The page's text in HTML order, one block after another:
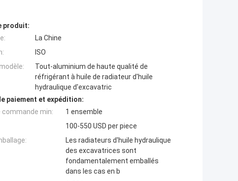
produit:
La Chine
ISO
Tout-aluminium de haute qualité de
réfrigérant à huile de radiateur d'huile
hydraulique d'excavatric
paiement et expédition:
commande min:
1 ensemble
100-550 USD per piece
Les radiateurs d'huile hydraulique
des excavatrices sont
fondamentalement emballés
dans les cas en b